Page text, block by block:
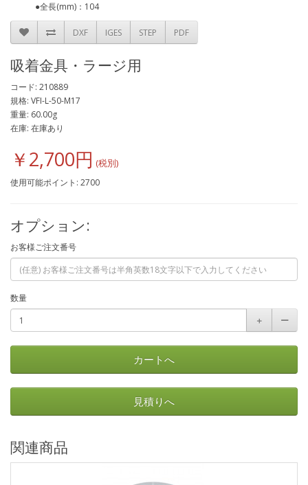
●全長(mm)：104
DXF IGES STEP PDF
吸着金具・ラージ用
コード: 210889
規格: VFI-L-50-M17
重量: 60.00g
在庫: 在庫あり
￥2,700円
使用可能ポイント: 2700
オプション:
お客様ご注文番号
数量
＋
ー
カートへ
見積りへ
関連商品